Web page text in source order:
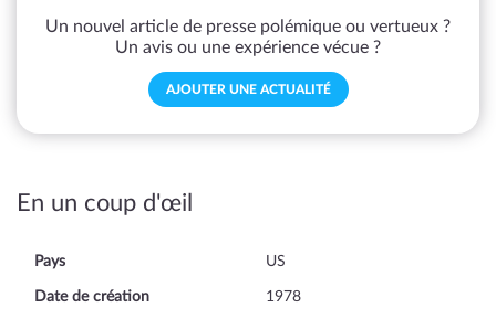
Un nouvel article de presse polémique ou vertueux ?
Un avis ou une expérience vécue ?
AJOUTER UNE ACTUALITÉ
En un coup d'œil
Pays US
Date de création 1978